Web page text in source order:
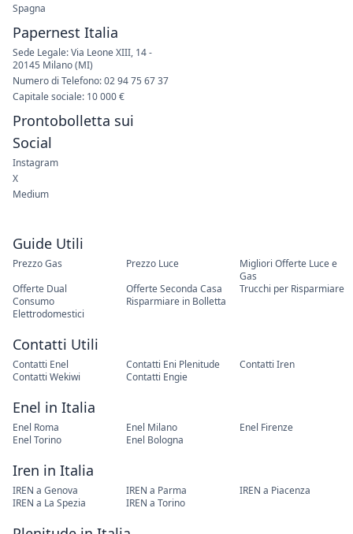
Guide Utili
Prezzo Gas Prezzo Luce
Migliori Offerte Luce e
Gas
Offerte Dual
Offerte Seconda Casa
Trucchi per Risparmiare
Consumo
Elettrodomestici
Risparmiare in Bolletta
Contatti Utili
Contatti Enel Contatti Eni Plenitude
Contatti Iren
Contatti Wekiwi
Contatti Engie
Enel in Italia
Enel Roma Enel Milano
Enel Firenze
Enel Torino
Enel Bologna
Iren in Italia
IREN a Genova IREN a Parma
IREN a Piacenza
IREN a La Spezia
IREN a Torino
Spagna
Papernest Italia
Sede Legale: Via Leone XIII, 14 -
20145 Milano (MI)
Numero di Telefono: 02 94 75 67 37
Capitale sociale: 10 000 €
Prontobolletta sui
Social
Instagram
X
Medium